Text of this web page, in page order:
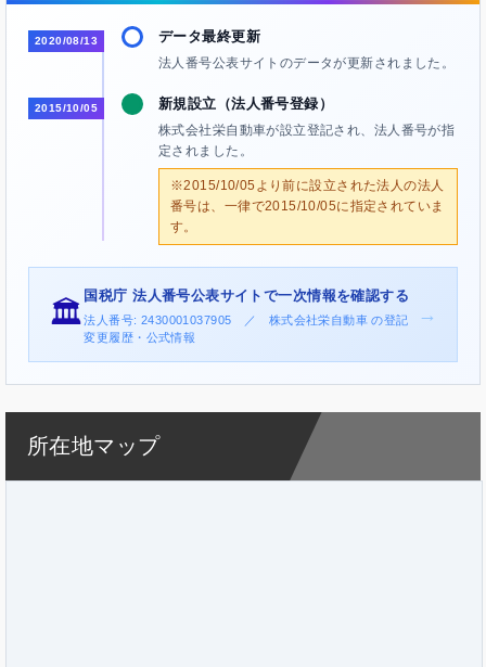
2020/08/13 データ最終更新
法人番号公表サイトのデータが更新されました。
2015/10/05 新規設立（法人番号登録）
株式会社栄自動車が設立登記され、法人番号が指
定されました。
※2015/10/05より前に設立された法人の法人
番号は、一律で2015/10/05に指定されていま
す。
🏛️
国税庁 法人番号公表サイトで一次情報を確認する
法人番号: 2430001037905 ／ 株式会社栄自動車 の登記
変更履歴・公式情報
→
所在地マップ